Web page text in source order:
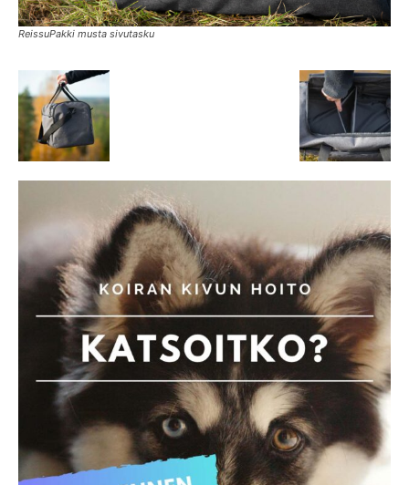
ReissuPakki musta sivutasku